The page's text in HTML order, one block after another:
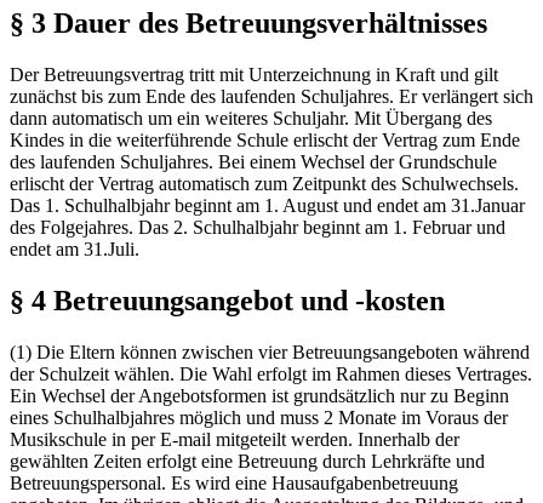
§ 3 Dauer des Betreuungsverhältnisses
Der Betreuungsvertrag tritt mit Unterzeichnung in Kraft und gilt
zunächst bis zum Ende des laufenden Schuljahres. Er verlängert sich
dann automatisch um ein weiteres Schuljahr. Mit Übergang des
Kindes in die weiterführende Schule erlischt der Vertrag zum Ende
des laufenden Schuljahres. Bei einem Wechsel der Grundschule
erlischt der Vertrag automatisch zum Zeitpunkt des Schulwechsels.
Das 1. Schulhalbjahr beginnt am 1. August und endet am 31.Januar
des Folgejahres. Das 2. Schulhalbjahr beginnt am 1. Februar und
endet am 31.Juli.
§ 4 Betreuungsangebot und -kosten
(1) Die Eltern können zwischen vier Betreuungsangeboten während
der Schulzeit wählen. Die Wahl erfolgt im Rahmen dieses Vertrages.
Ein Wechsel der Angebotsformen ist grundsätzlich nur zu Beginn
eines Schulhalbjahres möglich und muss 2 Monate im Voraus der
Musikschule in per E-mail mitgeteilt werden. Innerhalb der
gewählten Zeiten erfolgt eine Betreuung durch Lehrkräfte und
Betreuungspersonal. Es wird eine Hausaufgabenbetreuung